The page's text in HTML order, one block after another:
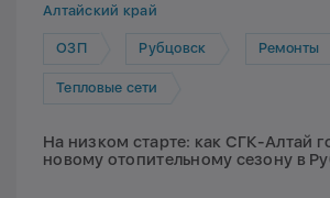
Алтайский край
ОЗП Рубцовск Ремонты
Тепловые сети
На низком старте: как СГК-Алтай
новому отопительному сезону в